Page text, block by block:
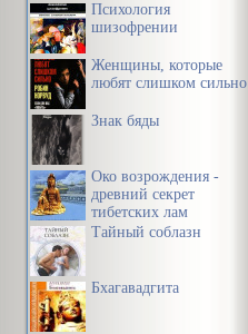
Психология
шизофрении
Женщины, которые
любят слишком сильно
Знак бяды
Око возрождения -
древний секрет
тибетских лам
Тайный соблазн
Бхагавадгита